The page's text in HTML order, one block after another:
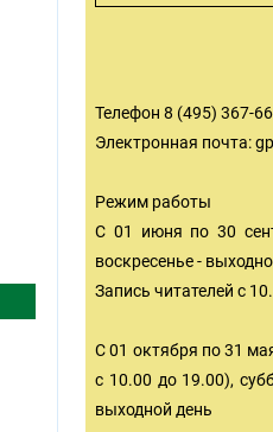
Телефон 8 (495) 367-
Электронная почта:
Режим работы
С 01 июня по 30
воскресенье -
Запись читателей с
С 01 октября по 31
с 10.00 до 19.00),
выходной день